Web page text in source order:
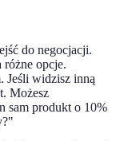
do negocjacji.
różne opcje.
Jeśli widzisz inną
Możesz
sam produkt o 10%